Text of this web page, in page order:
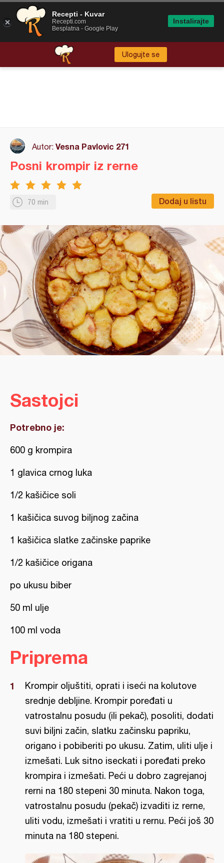
Ulogujte se
Autor: Vesna Pavlovic 271
70 min Dodaj u listu
Posni krompir iz rerne
Sastojci
Potrebno je:
600 g krompira
1 glavica crnog luka
1/2 kašičice soli
1 kašičica suvog biljnog začina
1 kašičica slatke začinske paprike
1/2 kašičice origana
po ukusu biber
50 ml ulje
100 ml voda
Priprema
Krompir oljuštiti, oprati i iseći na kolutove
srednje debljine. Krompir poređati u
vatrostalnu posudu (ili pekač), posoliti, dodati
suvi biljni začin, slatku začinsku papriku,
origano i pobiberiti po ukusu. Zatim, uliti ulje i
izmešati. Luk sitno iseckati i poređati preko
krompira i izmešati. Peći u dobro zagrejanoj
rerni na 180 stepeni 30 minuta. Nakon toga,
vatrostalnu posudu (pekač) izvaditi iz rerne,
uliti vodu, izmešati i vratiti u rernu. Peći još 30
minuta na 180 stepeni.
Recepti - Kuvar
Recepti.com
Besplatna - Google Play
Instalirajte